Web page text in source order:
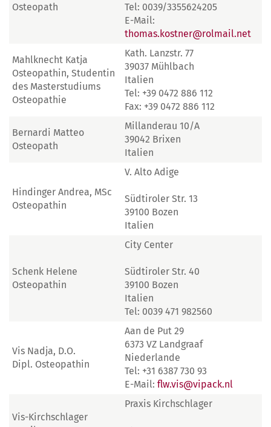
Osteopath
Tel: 0039/3355624205
E-Mail:
thomas.kostner@rolmail.net
Mahlknecht Katja
Osteopathin, Studentin
des Masterstudiums
Osteopathie
Kath. Lanzstr. 77
39037 Mühlbach
Italien
Tel: +39 0472 886 112
Fax: +39 0472 886 112
Bernardi Matteo
Osteopath
Millanderau 10/A
39042 Brixen
Italien
Hindinger Andrea, MSc
Osteopathin
V. Alto Adige
Südtiroler Str. 13
39100 Bozen
Italien
Schenk Helene
Osteopathin
City Center
Südtiroler Str. 40
39100 Bozen
Italien
Tel: 0039 471 982560
Vis Nadja, D.O.
Dipl. Osteopathin
Aan de Put 29
6373 VZ Landgraaf
Niederlande
Tel: +31 6387 730 93
E-Mail: flw.vis@vipack.nl
Vis-Kirchschlager
Praxis Kirchschlager